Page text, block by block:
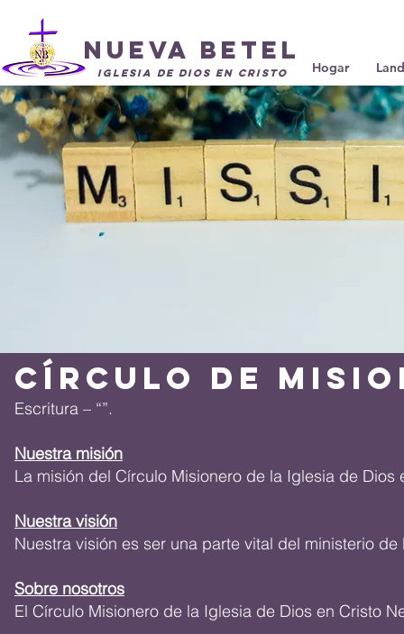
Hogar
Nueva Betel
Iglesia de Dios en Cristo
Círculo de
Escritura – “”.
Nuestra misión
La misión del Círculo Misionero de la Iglesia de
Nuestra visión
Nuestra visión es ser una parte vital del ministerio de
Sobre nosotros
El Círculo Misionero de la Iglesia de Dios en Cristo